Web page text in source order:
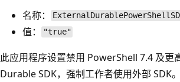
名称：
值： "true"
此应用程序设置禁用 PowerShell 7.4 及更
Durable SDK，强制工作者使用外部 SDK。